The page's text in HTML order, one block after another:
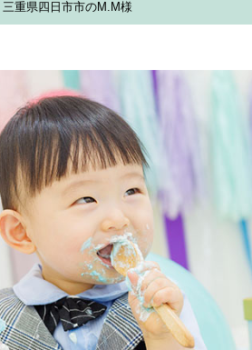
三重県四日市市のM.M様